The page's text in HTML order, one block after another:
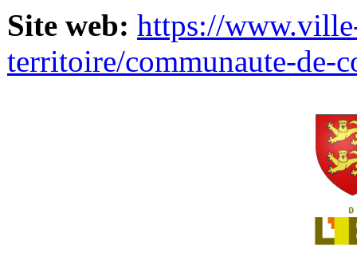
Site web: https://
territoire/communaute-de-